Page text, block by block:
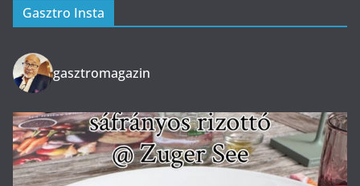
Gasztro Insta
gasztromagazin